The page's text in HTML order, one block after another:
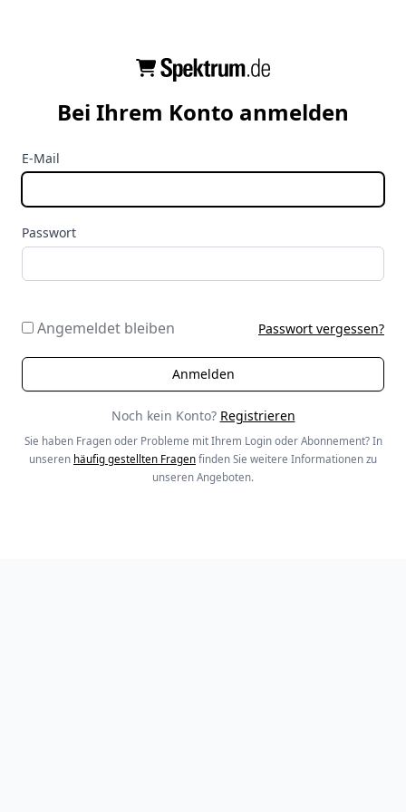
Bei Ihrem Konto anmelden
E-Mail
Passwort
Angemeldet bleiben Passwort vergessen?
Noch kein Konto? Registrieren
Sie haben Fragen oder Probleme mit Ihrem Login oder Abonnement? In
unseren häufig gestellten Fragen finden Sie weitere Informationen zu
unseren Angeboten.